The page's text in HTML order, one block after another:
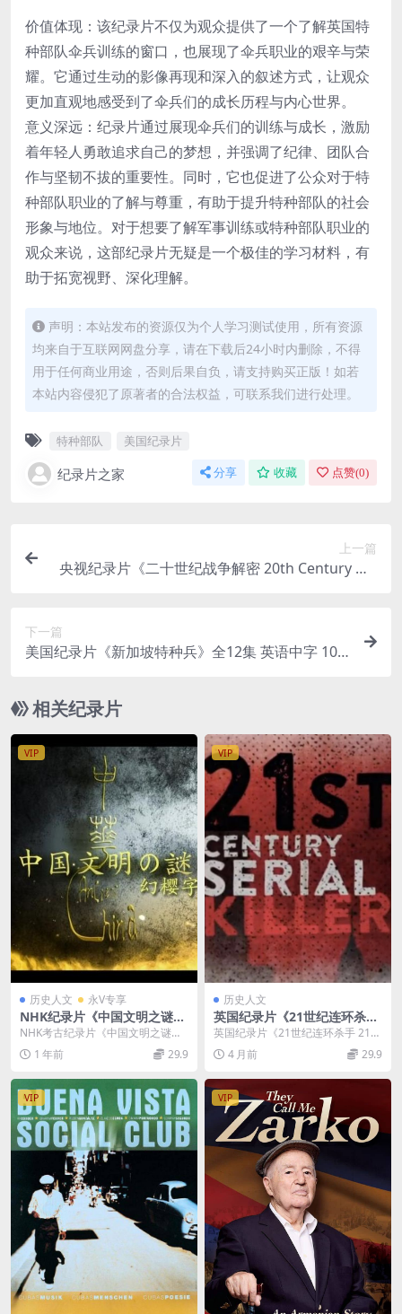
价值体现：该纪录片不仅为观众提供了一个了解英国特
种部队伞兵训练的窗口，也展现了伞兵职业的艰辛与荣
耀。它通过生动的影像再现和深入的叙述方式，让观众
更加直观地感受到了伞兵们的成长历程与内心世界。
意义深远：纪录片通过展现伞兵们的训练与成长，激励
着年轻人勇敢追求自己的梦想，并强调了纪律、团队合
作与坚韧不拔的重要性。同时，它也促进了公众对于特
种部队职业的了解与尊重，有助于提升特种部队的社会
形象与地位。对于想要了解军事训练或特种部队职业的
观众来说，这部纪录片无疑是一个极佳的学习材料，有
助于拓宽视野、深化理解。
声明：本站发布的资源仅为个人学习测试使用，所有资源
均来自于互联网网盘分享，请在下载后24小时内删除，不得
用于任何商业用途，否则后果自负，请支持购买正版！如若
本站内容侵犯了原著者的合法权益，可联系我们进行处理。
特种部队 美国纪录片
纪录片之家 分享 收藏 点赞(0)
上一篇
央视纪录片《二十世纪战争解密 20th Century Wa
下一篇
美国纪录片《新加坡特种兵》全12集 英语中字 108
相关纪录片
VIP
历史人文 永V专享
NHK纪录片《中国文明之谜C
hina Civilization》全3集 日
语中字 1080P/MP4/7.18G 中
国古文明纪录片
NHK考古纪录片《中国文明之谜》
聚焦于古代世界四大文明中独树一
帜的中国文明。在古...
1 年前 29.9
VIP
历史人文
英国纪录片《21世纪连环杀手
21st Centry Serial Killer 201
9》全7集 英语中英双字 无水
印纯净版 1080P/MKV/10G 连
英国纪录片《21世纪连环杀手 21st
Centry Serial Killer...
4 月前 29.9
VIP VIP